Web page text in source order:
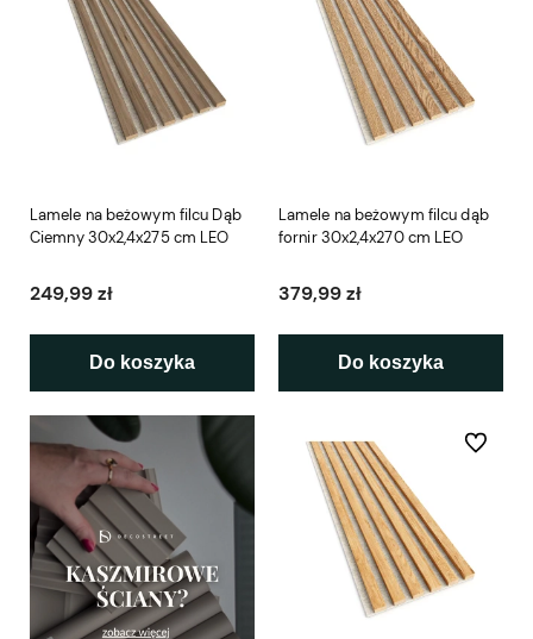
Lamele na beżowym filcu Dąb
Ciemny 30x2,4x275 cm LEO
249,99 zł
Do koszyka
Lamele na beżowym filcu dąb
fornir 30x2,4x270 cm LEO
379,99 zł
Do koszyka
Do